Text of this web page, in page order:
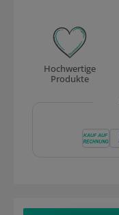
Hochwertige
Produkte